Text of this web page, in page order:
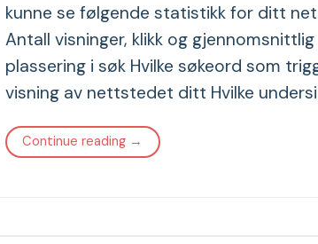
kunne se følgende statistikk for ditt
Antall visninger, klikk og gjennomsnittlig
plassering i søk Hvilke søkeord som
visning av nettstedet ditt Hvilke
Continue reading →